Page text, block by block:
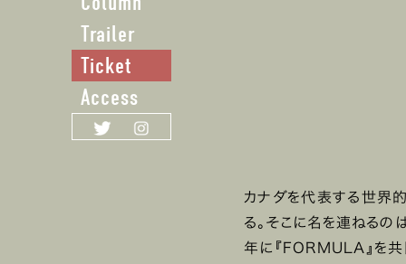
Trailer
Ticket
Access
カナダを代表する世界
る。そこに名を連ねるの
年に『FORMULA』を